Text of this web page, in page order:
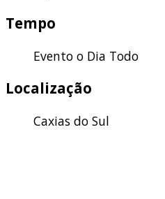
Tempo
Evento o Dia Todo
Localização
Caxias do Sul